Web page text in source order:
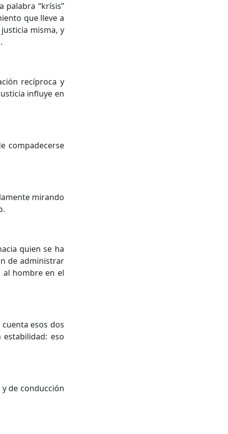
palabra “krísis”
que lleve a
misma, y
recíproca y
influye en
compadecerse
mirando
quien se ha
de administrar
al hombre en el
esos dos
eso
de conducción